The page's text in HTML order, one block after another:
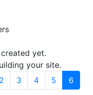
yet.
your site.
page
2 3 4 5 6